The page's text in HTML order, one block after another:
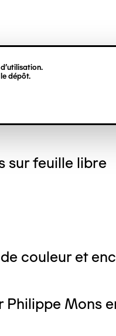
dépôt.
HU
sur feuille libre
couleur et
Philippe Mons